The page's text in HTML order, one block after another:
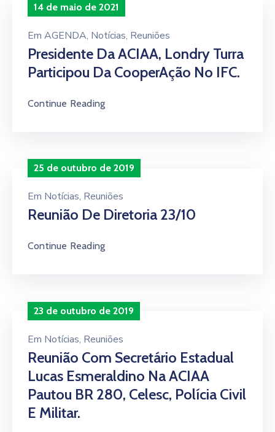
14 de maio de 2021
Em AGENDA‚ Notícias‚ Reuniões
Presidente Da ACIAA, Londry Turra
Participou Da CooperAção No IFC.
Continue Reading
25 de outubro de 2019
Em Notícias‚ Reuniões
Reunião De Diretoria 23/10
Continue Reading
23 de outubro de 2019
Em Notícias‚ Reuniões
Reunião Com Secretário Estadual
Lucas Esmeraldino Na ACIAA
Pautou BR 280, Celesc, Polícia Civil
E Militar.